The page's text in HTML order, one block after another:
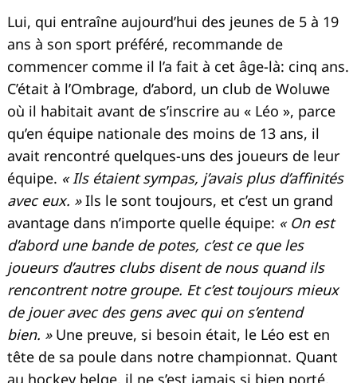
Lui, qui entraîne aujourd’hui des jeunes de 5 à 19
ans à son sport préféré, recommande de
commencer comme il l’a fait à cet âge-là: cinq ans.
C’était à l’Ombrage, d’abord, un club de Woluwe
où il habitait avant de s’inscrire au « Léo », parce
qu’en équipe nationale des moins de 13 ans, il
avait rencontré quelques-uns des joueurs de leur
équipe. « Ils étaient sympas, j’avais plus d’affinités
avec eux. »Ils le sont toujours, et c’est un grand
avantage dans n’importe quelle équipe: « On est
d’abord une bande de potes, c’est ce que les
joueurs d’autres clubs disent de nous quand ils
rencontrent notre groupe. Et c’est toujours mieux
de jouer avec des gens avec qui on s’entend
bien. » Une preuve, si besoin était, le Léo est en
tête de sa poule dans notre championnat. Quant
au hockey belge, il ne s’est jamais si bien porté.